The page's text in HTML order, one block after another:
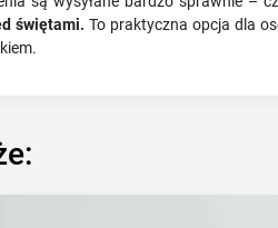
świętami. To praktyczna opcja dla